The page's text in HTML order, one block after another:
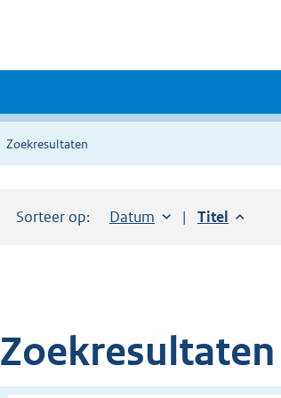
Zoekresultaten
Sorteer op: Sorteer op:
Datum aflopendSorteer op:
Titel aflopend
Zoekresultaten